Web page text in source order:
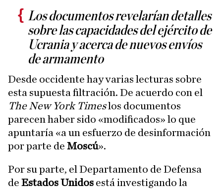
Los documentos revelarían detalles
sobre las capacidades del ejército de
Ucrania y acerca de nuevos envíos
de armamento
Desde occidente hay varias lecturas sobre
esta supuesta filtración. De acuerdo con el
The New York Timeslos documentos
parecen haber sido «modificados» lo que
apuntaría «a un esfuerzo de desinformación
por parte de Moscú».
Por su parte, el Departamento de Defensa
de Estados Unidos está investigando la